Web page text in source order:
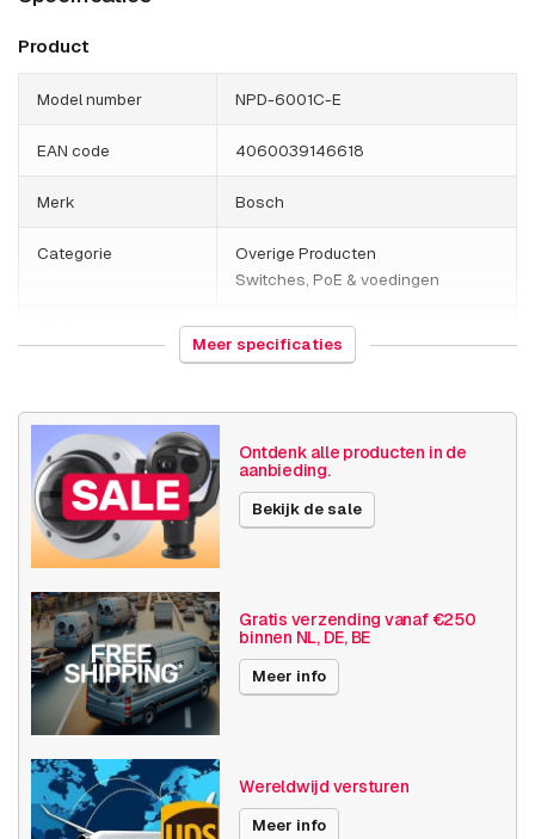
Product
Model number NPD-6001C-E
EAN code 4060039146618
Merk Bosch
Categorie
Overige Producten
Switches, PoE & voedingen
850440
Gewicht
Grootte (lxbxh) 281 x 166 x 810 millimeters
Publicatiedatum 31-03-2023
Meer specificaties
Ontdenk alle producten in de
aanbieding.
Bekijk de sale
Gratis verzending vanaf €250
binnen NL, DE, BE
Meer info
Wereldwijd versturen
Meer info